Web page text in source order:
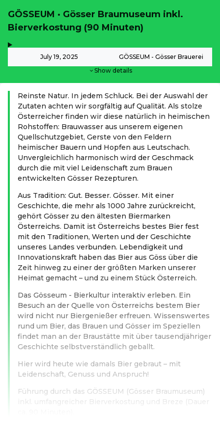
GÖSSEUM · Gösser Braumuseum inkl.
Bierverkostung (90 Minuten)
July 19, 2025 GÖSSEUM - Gösser Brauerei
Show details
Reinste Natur. In jedem Schluck. Bei der Auswahl der
Zutaten achten wir sorgfältig auf Qualität. Als stolze
Österreicher finden wir diese natürlich in heimischen
Rohstoffen: Brauwasser aus unserem eigenen
Quellschutzgebiet, Gerste von den Feldern
heimischer Bauern und Hopfen aus Leutschach.
Unvergleichlich harmonisch wird der Geschmack
durch die mit viel Leidenschaft zum Brauen
entwickelten Gösser Rezepturen.
Aus Tradition: Gut. Besser. Gösser. Mit einer
Geschichte, die mehr als 1000 Jahre zurückreicht,
gehört Gösser zu den ältesten Biermarken
Österreichs. Damit ist Österreichs bestes Bier fest
mit den Traditionen, Werten und der Geschichte
unseres Landes verbunden. Lebendigkeit und
Innovationskraft haben das Bier aus Göss über die
Zeit hinweg zu einer der größten Marken unserer
Heimat gemacht – und zu einem Stück Österreich.
Das Gösseum - Bierkultur interaktiv erleben. Ein
Besuch an der Quelle von Österreichs bestem Bier
wird nicht nur Biergenießer erfreuen. Wissenswertes
rund um Bier, das Brauen und Gösser im Speziellen
findet man an der Braustätte mit über tausendjähriger
Geschichte selbstverständlich geballt.
Hier wird heute wie damals Bier gebraut – mit
Leidenschaft, Genuss und Anspruch!
Führung durch das GÖSSEUM (Gösser Braumuseum)
inkl. umfangreicher Bierverkostung und Breze (Dauer